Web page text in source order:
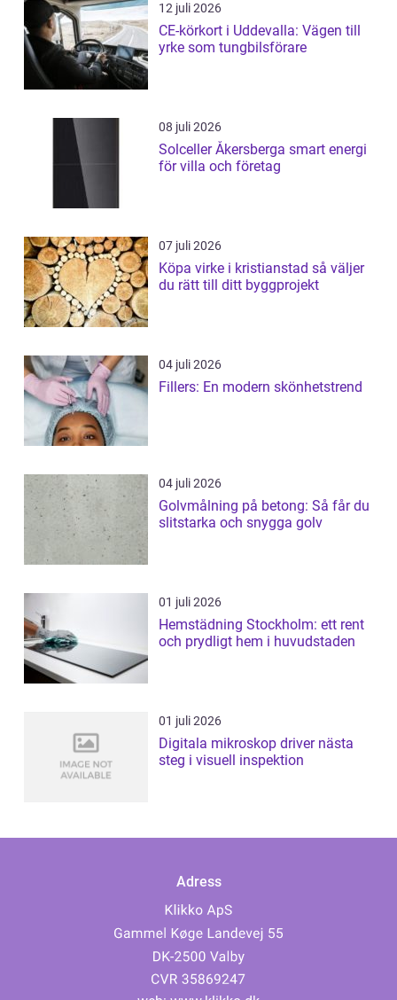
12 juli 2026
CE-körkort i Uddevalla: Vägen till
yrke som tungbilsförare
08 juli 2026
Solceller Åkersberga smart energi
för villa och företag
07 juli 2026
Köpa virke i kristianstad så väljer
du rätt till ditt byggprojekt
04 juli 2026
Fillers: En modern skönhetstrend
04 juli 2026
Golvmålning på betong: Så får du
slitstarka och snygga golv
01 juli 2026
Hemstädning Stockholm: ett rent
och prydligt hem i huvudstaden
01 juli 2026
Digitala mikroskop driver nästa
steg i visuell inspektion
Adress